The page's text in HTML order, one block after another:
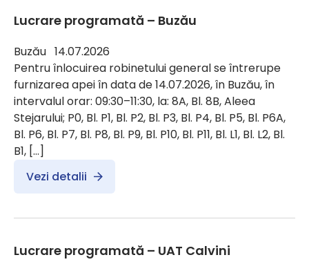
Lucrare programată – Buzău
Buzău 14.07.2026
Pentru înlocuirea robinetului general se întrerupe
furnizarea apei în data de 14.07.2026, în Buzău, în
intervalul orar: 09:30–11:30, la: 8A, Bl. 8B, Aleea
Stejarului; P0, Bl. P1, Bl. P2, Bl. P3, Bl. P4, Bl. P5, Bl. P6A,
Bl. P6, Bl. P7, Bl. P8, Bl. P9, Bl. P10, Bl. P11, Bl. L1, Bl. L2, Bl.
B1, […]
Vezi detalii
Lucrare programată – UAT Calvini